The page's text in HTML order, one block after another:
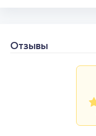
Отзывы